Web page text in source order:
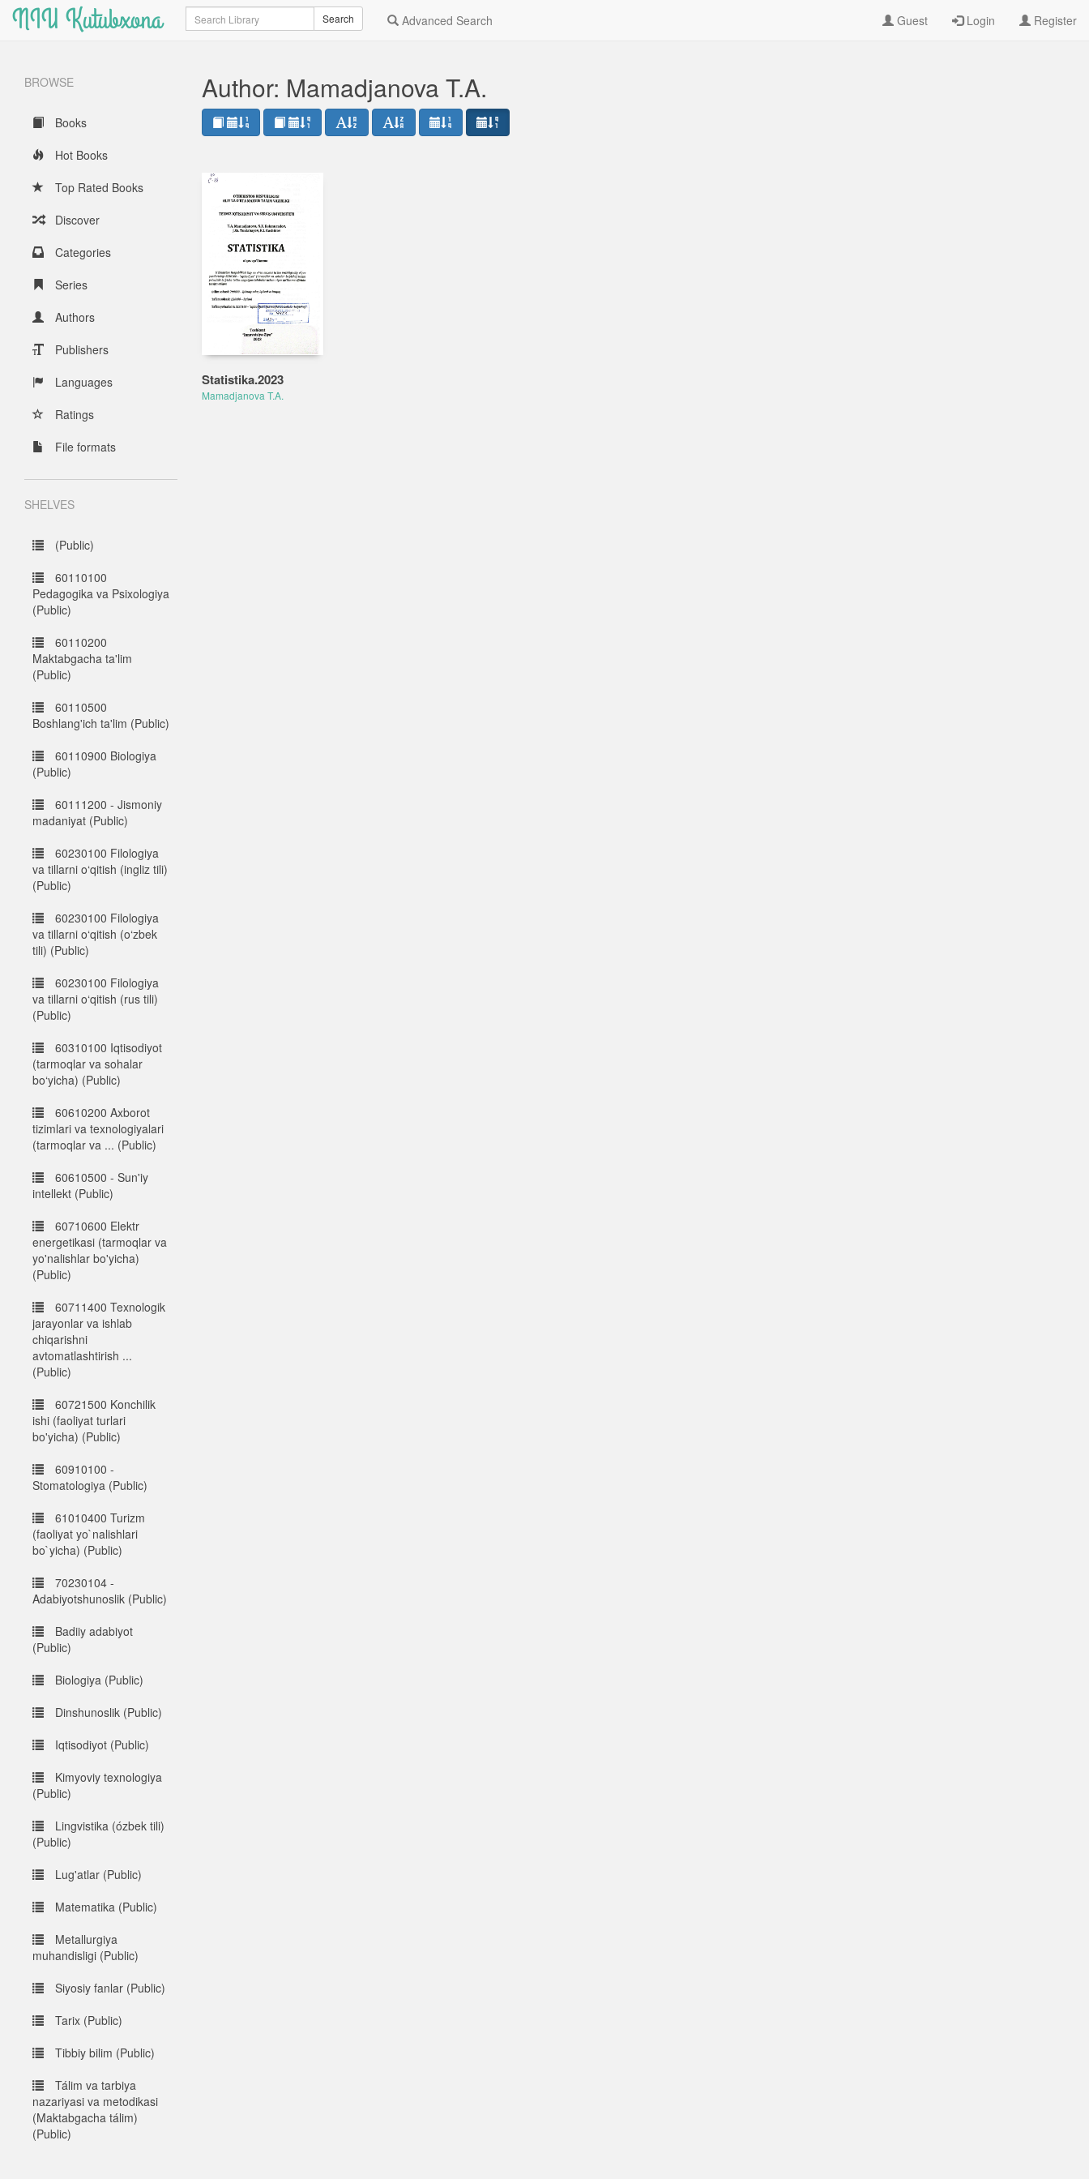
NIU Kutubxona Search Search Advanced Search Guest Login Register
BROWSE
Books
Hot Books
Top Rated Books
Discover
Categories
Series
Authors
Publishers
Languages
Ratings
File formats
SHELVES
(Public)
60110100
Pedagogika va Psixologiya
(Public)
60110200
Maktabgacha ta'lim
(Public)
60110500
Boshlang'ich ta'lim (Public)
60110900 Biologiya
(Public)
60111200 - Jismoniy
madaniyat (Public)
60230100 Filologiya
va tillarni o‘qitish (ingliz tili)
(Public)
60230100 Filologiya
va tillarni o‘qitish (o‘zbek
tili) (Public)
60230100 Filologiya
va tillarni o‘qitish (rus tili)
(Public)
60310100 Iqtisodiyot
(tarmoqlar va sohalar
bo‘yicha) (Public)
60610200 Axborot
tizimlari va texnologiyalari
(tarmoqlar va ... (Public)
60610500 - Sun'iy
intellekt (Public)
60710600 Elektr
energetikasi (tarmoqlar va
yo'nalishlar bo'yicha)
(Public)
60711400 Texnologik
jarayonlar va ishlab
chiqarishni
avtomatlashtirish ...
(Public)
60721500 Konchilik
ishi (faoliyat turlari
bo'yicha) (Public)
60910100 -
Stomatologiya (Public)
61010400 Turizm
(faoliyat yo`nalishlari
bo`yicha) (Public)
70230104 -
Adabiyotshunoslik (Public)
Badiiy adabiyot
(Public)
Biologiya (Public)
Dinshunoslik (Public)
Iqtisodiyot (Public)
Kimyoviy texnologiya
(Public)
Lingvistika (ózbek tili)
(Public)
Lug'atlar (Public)
Matematika (Public)
Metallurgiya
muhandisligi (Public)
Siyosiy fanlar (Public)
Tarix (Public)
Tibbiy bilim (Public)
Tálim va tarbiya
nazariyasi va metodikasi
(Maktabgacha tálim)
(Public)
Author: Mamadjanova T.A.
Statistika.2023
Mamadjanova T.A.